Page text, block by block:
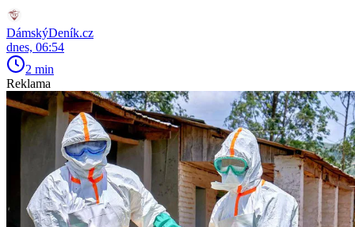
DámskýDeník.cz
dnes, 06:54
2 min
Reklama